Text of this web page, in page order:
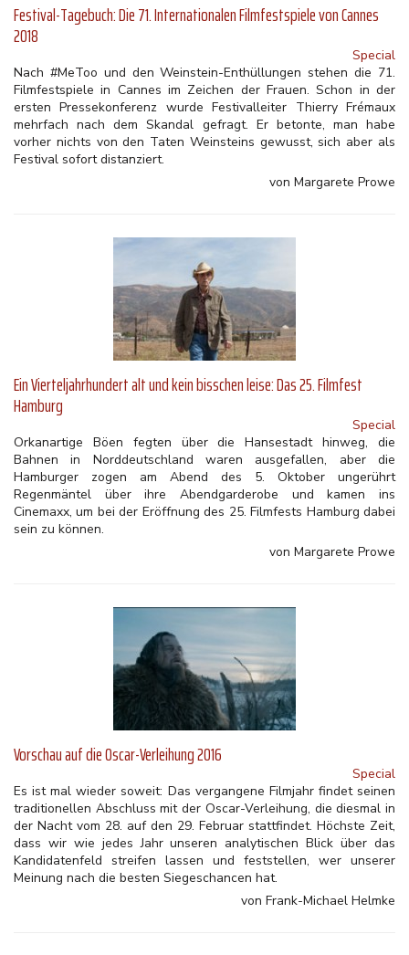
Festival-Tagebuch: Die 71. Internationalen Filmfestspiele von Cannes
2018
Special
Nach #MeToo und den Weinstein-Enthüllungen stehen die 71.
Filmfestspiele in Cannes im Zeichen der Frauen. Schon in der
ersten Pressekonferenz wurde Festivalleiter Thierry Frémaux
mehrfach nach dem Skandal gefragt. Er betonte, man habe
vorher nichts von den Taten Weinsteins gewusst, sich aber als
Festival sofort distanziert.
von Margarete Prowe
Ein Vierteljahrhundert alt und kein bisschen leise: Das 25. Filmfest
Hamburg
Special
Orkanartige Böen fegten über die Hansestadt hinweg, die
Bahnen in Norddeutschland waren ausgefallen, aber die
Hamburger zogen am Abend des 5. Oktober ungerührt
Regenmäntel über ihre Abendgarderobe und kamen ins
Cinemaxx, um bei der Eröffnung des 25. Filmfests Hamburg dabei
sein zu können.
von Margarete Prowe
Vorschau auf die Oscar-Verleihung 2016
Special
Es ist mal wieder soweit: Das vergangene Filmjahr findet seinen
traditionellen Abschluss mit der Oscar-Verleihung, die diesmal in
der Nacht vom 28. auf den 29. Februar stattfindet. Höchste Zeit,
dass wir wie jedes Jahr unseren analytischen Blick über das
Kandidatenfeld streifen lassen und feststellen, wer unserer
Meinung nach die besten Siegeschancen hat.
von Frank-Michael Helmke